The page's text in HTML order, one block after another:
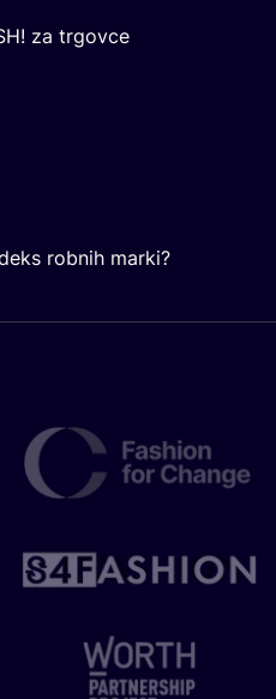
za trgovce
robnih marki?